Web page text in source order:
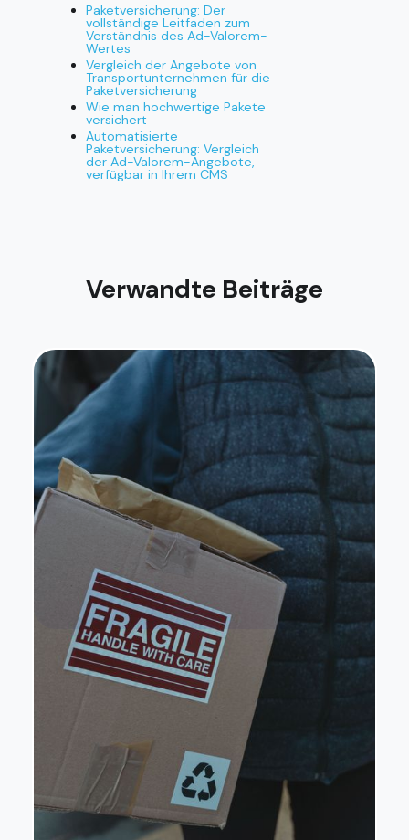
Paketversicherung: Der
vollständige Leitfaden zum
Verständnis des Ad-Valorem-
Wertes
Vergleich der Angebote von
Transportunternehmen für die
Paketversicherung
Wie man hochwertige Pakete
versichert
Automatisierte
Paketversicherung: Vergleich
der Ad-Valorem-Angebote,
verfügbar in Ihrem CMS
Verwandte Beiträge